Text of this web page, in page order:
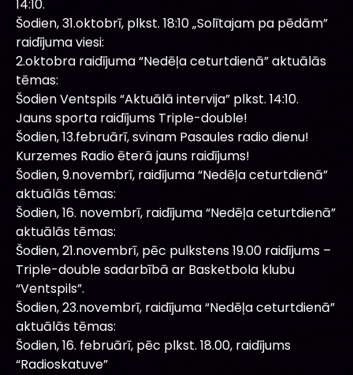
14:10.
Šodien, 31.oktobrī, plkst. 18:10 „Solītajam pa pēdām”
raidījuma viesi:
2.oktobra raidījuma “Nedēļa ceturtdienā” aktuālās
tēmas:
Šodien Ventspils “Aktuālā intervija” plkst. 14:10.
Jauns sporta raidījums Triple-double!
Šodien, 13.februārī, svinam Pasaules radio dienu!
Kurzemes Radio ēterā jauns raidījums!
Šodien, 9.novembrī, raidījuma “Nedēļa ceturtdienā”
aktuālās tēmas:
Šodien, 16. novembrī, raidījuma “Nedēļa ceturtdienā”
aktuālās tēmas:
Šodien, 21.novembrī, pēc pulkstens 19.00 raidījums –
Triple-double sadarbībā ar Basketbola klubu
“Ventspils”.
Šodien, 23.novembrī, raidījuma “Nedēļa ceturtdienā”
aktuālās tēmas:
Šodien, 16. februārī, pēc plkst. 18.00, raidījums
“Radioskatuve”